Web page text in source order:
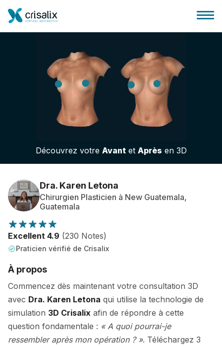
Accueil chirurgiens
Plateforme commerciale 3D
Forfait
Avis des patients
Découvrez votre Avantet Après en 3D
Dra. Karen Letona
Chirurgien Plasticien à New Guatemala,
Guatemala
Excellent 4.9 (230 Notes)
Praticien vérifié de Crisalix
À propos
Commencez dès maintenant votre consultation 3D
avec Dra. Karen Letona qui utilise la technologie de
simulation 3D Crisalix afin de répondre à cette
question fondamentale : « A quoi pourrai-je
ressembler après mon opération ? ». Téléchargez 3